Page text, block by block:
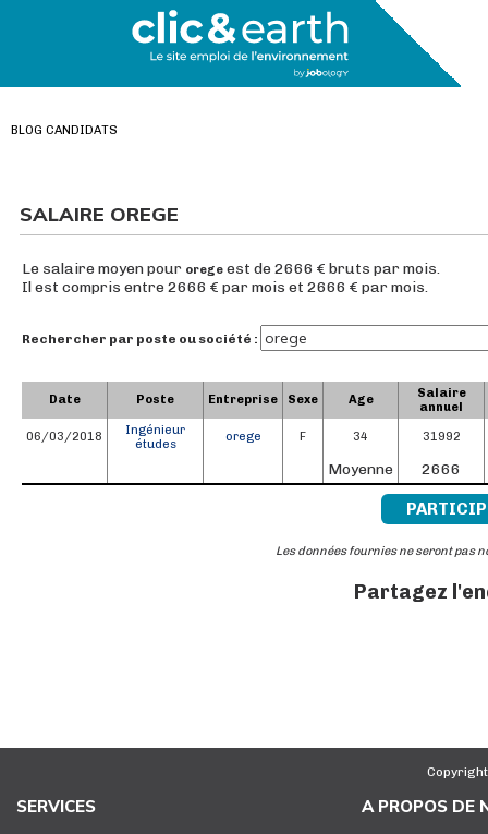
BLOG CANDIDATS
SALAIRE OREGE
Le salaire moyen pour orege est de 2666 € bruts par mois.
Il est compris entre 2666 € par mois et 2666 € par mois.
Rechercher par poste ou société :
Date Poste Entreprise Sexe Age
Salaire
annuel
06/03/2018
Ingénieur
études
orege F 34 31992
Moyenne 2666
Les données fournies ne seront pas
Partagez
SERVICES A PROPOS DE